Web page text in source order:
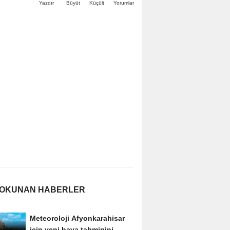
Yazdır Büyüt Küçült Yorumlar
HABERLER
Meteoroloji Afyonkarahisar